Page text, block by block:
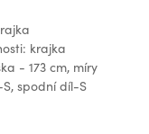
krajka
- 173 cm, míry
spodní díl-S